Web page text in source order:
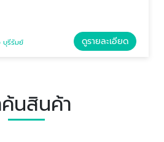
บุรีรัมย์ ดูรายละเอียด
นสินค้า